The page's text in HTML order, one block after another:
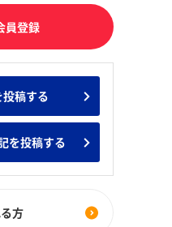
のインターン人気企業ランキ
イベント一覧
員登録
稿する
を投稿する
方